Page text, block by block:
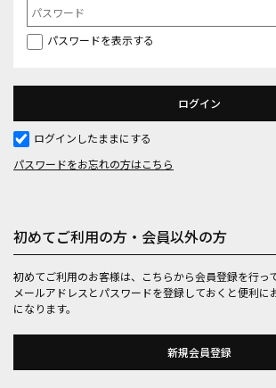
パスワードを表示する
ログインしたままにする
パスワードをお忘れの方はこちら
初めてご利用の方・会員以外の方
初めてご利用のお客様は、こちらから会員登録を行っ
メールアドレスとパスワードを登録しておくと便利に
になります。